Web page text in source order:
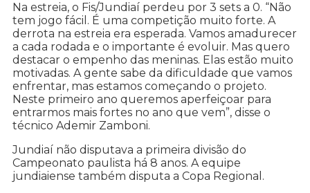
Na estreia, o Fis/Jundiaí perdeu por 3 sets a 0. “Não
tem jogo fácil. É uma competição muito forte. A
derrota na estreia era esperada. Vamos amadurecer
a cada rodada e o importante é evoluir. Mas quero
destacar o empenho das meninas. Elas estão muito
motivadas. A gente sabe da dificuldade que vamos
enfrentar, mas estamos começando o projeto.
Neste primeiro ano queremos aperfeiçoar para
entrarmos mais fortes no ano que vem”, disse o
técnico Ademir Zamboni.
Jundiaí não disputava a primeira divisão do
Campeonato paulista há 8 anos. A equipe
jundiaiense também disputa a Copa Regional.